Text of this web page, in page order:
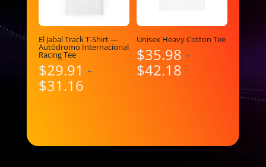
El Jabal Track T-Shirt —
Autódromo Internacional
Racing Tee
$29.91 -
$31.16Rango
$29.91
Unisex Heavy Cotton Tee
$35.98 -
$42.18
hasta